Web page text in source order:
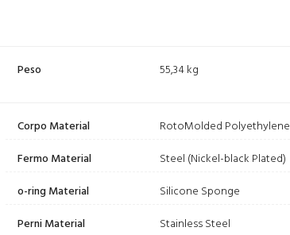
Peso 55,34 kg
Corpo Material
RotoMolded Polyethylene
Fermo Material
Steel (Nickel-black Plated)
o-ring Material
Silicone Sponge
Perni Material
Stainless Steel